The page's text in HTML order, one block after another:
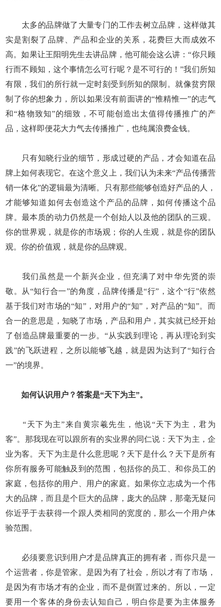
太多的品牌做了大量专门的工作去树立品牌，这样做其
实是割裂了品牌、产品和企业的关系，花费巨大而成效不
高。如果让王阳明先生去讲品牌，他可能会这么讲：“你只顾
行而不顾知，这个事情怎么可行呢？是不可行的！”我们所知
有限，我们的所行就一定时刻受到所知的限制。就像贫穷限
制了你的想象力，所以如果没有前面讲的“惟精惟一”的志气
和“格物致知”的细致，不可能创造出太值得传播推广的产
品，这样即便花大力气去传播推广，也纯属浪费金钱。
只有知晓行业的细节，形成过硬的产品，才会知道在品
牌上如何表现它。在这个意义上，我们认为未来“产品传播营
销一体化”的逻辑最为清晰。只有那些能够创造好产品的人，
才能够知道如何去创造这个产品的品牌，如何传播这个品
牌。最本质的动力仍然是一个创始人以及他的团队的三观。
你的世界观，就是你的市场观；你的人生观，就是你的团队
观。你的价值观，就是你的品牌观。
我们虽然是一个新兴企业，但充满了对中华先贤的崇
敬。从“知行合一”的角度，品牌传播是“行”，这个“行”依然
基于我们对市场的“知”，对用户的“知”，对产品的“知”。而
合一的意思是，知晓了市场，产品和用户，其实就已经开始
了创造品牌最重要的一步。“从实践到理论，再从理论到实
践”的飞跃进程，之所以能够飞越，就是因为达到了“知行合
一”的境界。
如何认识用户？答案是“天下为主”。
“天下为主”来自黄宗羲先生，他说“天下为主，君为
客”。那我现在可以跟所有的实业界的同仁说：天下为主，企
业为客。天下为主是什么意思呢？天下是什么？天下是所有
你所有服务可能触及到的范围，包括你的员工、和你员工的
家庭，包括你的用户、用户的家庭。如果你立志成为一个伟
大的品牌，而且是个巨大的品牌，庞大的品牌，那毫无疑问
你近乎于去获得一个跟人类相同的宽度的，那么一个用户体
验范围。
必须要意识到用户才是品牌真正的拥有者，而你只是一
个运营者，你是管家。是因为有了社会，所以才有了市场，
是因为有市场才有的企业，而不是倒置过来的。所以，一定
要用一个客体的身份去认知自己，明白你是要为主体服务